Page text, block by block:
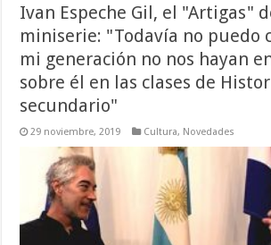
Ivan Espeche Gil, el "Artigas"
miniserie: "Todavía no puedo
mi generación no nos hayan
sobre él en las clases de
secundario"
29 noviembre, 2019 Cultura, Novedades